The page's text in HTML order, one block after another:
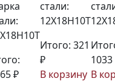
₽
стали:
12Х18Н10Т
Итого: 321
₽
В корзину
1033
В